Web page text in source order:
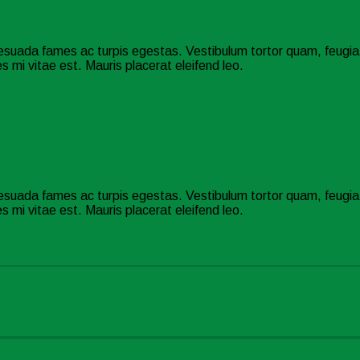
fames ac turpis egestas. Vestibulum tortor quam,
mi vitae est. Mauris placerat eleifend leo.
fames ac turpis egestas. Vestibulum tortor quam,
mi vitae est. Mauris placerat eleifend leo.